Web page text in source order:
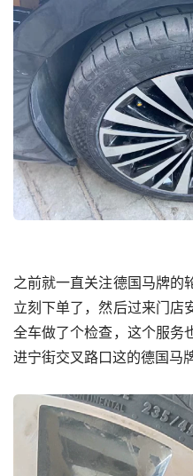
之前就一直关注德国马牌的
立刻下单了，然后过来门店
全车做了个检查，这个服务
进宁街交叉路口这的德国马